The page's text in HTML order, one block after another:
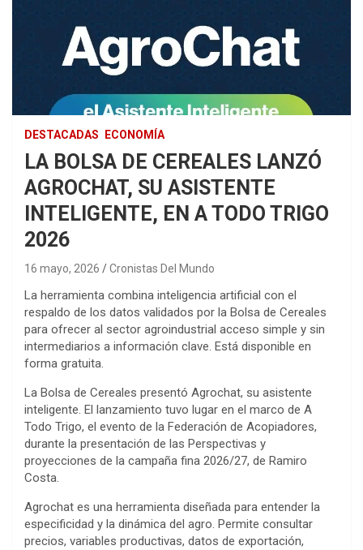
DESTACADAS ECONOMÍA
LA BOLSA DE CEREALES LANZÓ
AGROCHAT, SU ASISTENTE
INTELIGENTE, EN A TODO TRIGO
2026
16 mayo, 2026 Cronistas Del Mundo
La herramienta combina inteligencia artificial con el
respaldo de los datos validados por la Bolsa de Cereales
para ofrecer al sector agroindustrial acceso simple y sin
intermediarios a información clave. Está disponible en
forma gratuita.
La Bolsa de Cereales presentó Agrochat, su asistente
inteligente. El lanzamiento tuvo lugar en el marco de A
Todo Trigo, el evento de la Federación de Acopiadores,
durante la presentación de las Perspectivas y
proyecciones de la campaña fina 2026/27, de Ramiro
Costa.
Agrochat es una herramienta diseñada para entender la
especificidad y la dinámica del agro. Permite consultar
precios, variables productivas, datos de exportación,